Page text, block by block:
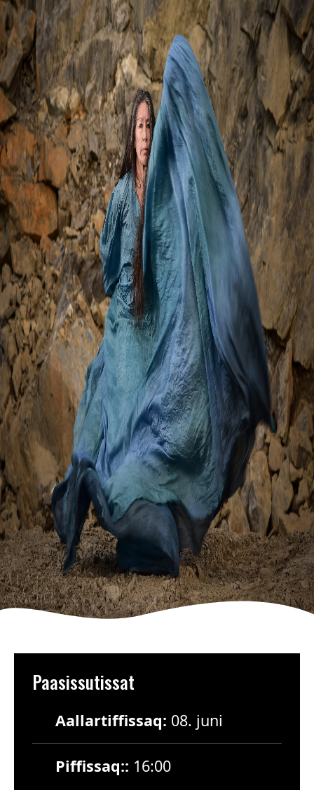
Paasissutissat
Aallartiffissaq: 08. juni
Piffissaq:: 16:00